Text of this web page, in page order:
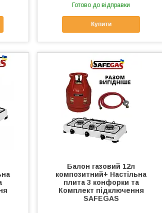
Готово до відправки
Купити
Балон газовий 12л
композитний+ Настільна
плита 3 конфорки та
Комплект підключення
SAFEGAS